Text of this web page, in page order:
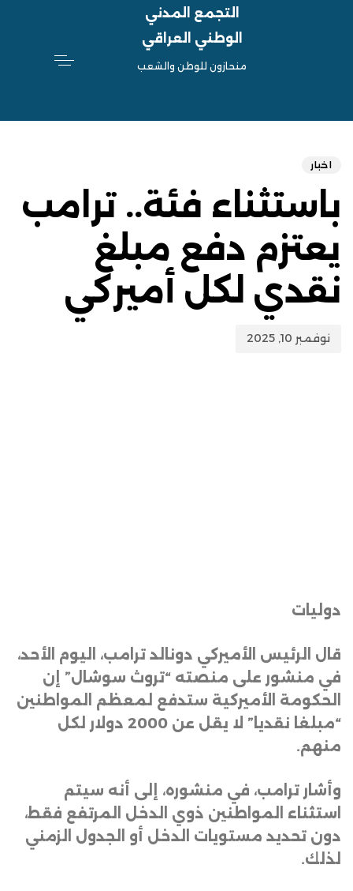
التجمع المدني
الوطني العراقي
منحازون للوطن والشعب
اخبار
باستثناء فئة.. ترامب
يعتزم دفع مبلغ
نقدي لكل أميركي
نوفمبر 10, 2025
دوليات
قال الرئيس الأميركي دونالد ترامب، اليوم الأحد،
في منشور على منصته “تروث سوشال” إن
الحكومة الأميركية ستدفع لمعظم المواطنين
“مبلغا نقديا” لا يقل عن 2000 دولار لكل
منهم.
وأشار ترامب، في منشوره، إلى أنه سيتم
استثناء المواطنين ذوي الدخل المرتفع فقط،
دون تحديد مستويات الدخل أو الجدول الزمني
لذلك.